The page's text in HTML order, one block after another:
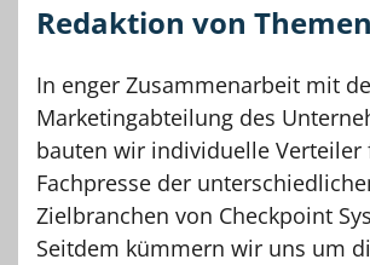
Redaktion von Themen
In enger Zusammenarbeit mit
Marketingabteilung des
bauten wir individuelle Verteiler
Fachpresse der
Zielbranchen von Checkpoint
Seitdem kümmern wir uns um